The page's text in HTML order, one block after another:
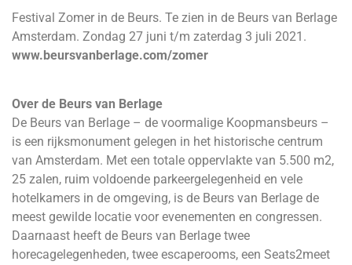
Festival Zomer in de Beurs. Te zien in de Beurs van Berlage
Amsterdam. Zondag 27 juni t/m zaterdag 3 juli 2021.
www.beursvanberlage.com/zomer
Over de Beurs van Berlage
De Beurs van Berlage – de voormalige Koopmansbeurs –
is een rijksmonument gelegen in het historische centrum
van Amsterdam. Met een totale oppervlakte van 5.500 m2,
25 zalen, ruim voldoende parkeergelegenheid en vele
hotelkamers in de omgeving, is de Beurs van Berlage de
meest gewilde locatie voor evenementen en congressen.
Daarnaast heeft de Beurs van Berlage twee
horecagelegenheden, twee escaperooms, een Seats2meet